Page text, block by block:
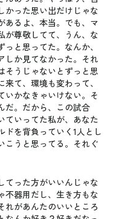
かった思い出だけじゃな
あるよ、本当。でも、マ
が尊敬してて、うん、な
と思ってた。なんか、
しか見てなかった。それ
そうじゃないとずっと思
て、環境も変わって、
いかなきゃいけない。そ
だ。だから、この試合
ていってた私が、あなた
ドを背負っていく1人とし
こうと思ってる。それぐ
てった方がいいんじゃな
不器用だし、生き方もな
れがあんたのいいところ